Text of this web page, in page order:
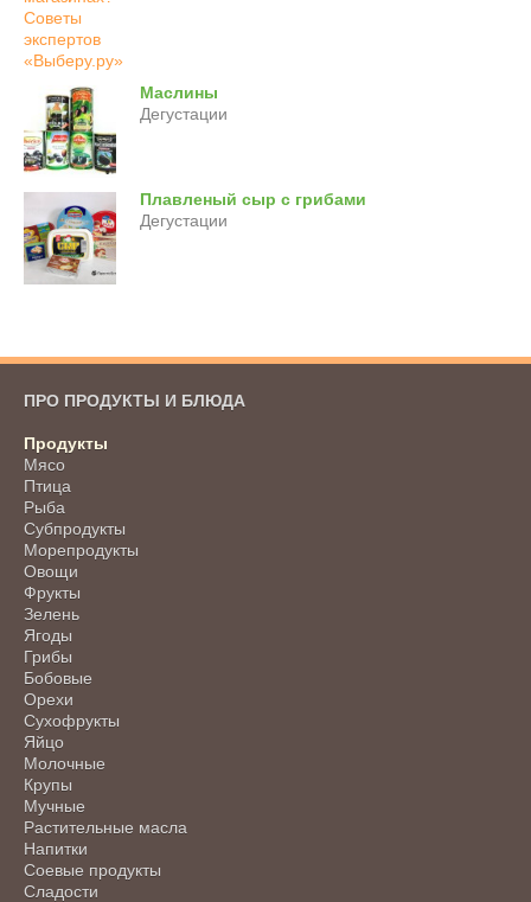
Маслины
Дегустации
Плавленый сыр с грибами
Дегустации
ПРО ПРОДУКТЫ И БЛЮДА
Продукты
Мясо
Птица
Рыба
Субпродукты
Морепродукты
Овощи
Фрукты
Зелень
Ягоды
Грибы
Бобовые
Орехи
Сухофрукты
Яйцо
Молочные
Крупы
Мучные
Растительные масла
Напитки
Соевые продукты
Сладости